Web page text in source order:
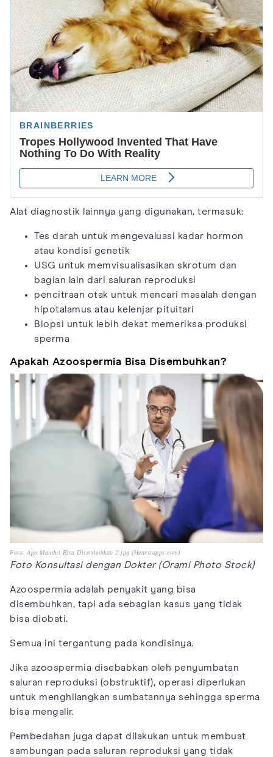
Alat diagnostik lainnya yang digunakan, termasuk:
Tes darah untuk mengevaluasi kadar hormon
atau kondisi genetik
USG untuk memvisualisasikan skrotum dan
bagian lain dari saluran reproduksi
pencitraan otak untuk mencari masalah dengan
hipotalamus atau kelenjar pituitari
Biopsi untuk lebih dekat memeriksa produksi
sperma
Apakah Azoospermia Bisa Disembuhkan?
Foto: Apa Mandul Bisa Disembuhkan 2.jpg (Hearstapps.com)
Foto Konsultasi dengan Dokter (Orami Photo Stock)
Azoospermia adalah penyakit yang bisa
disembuhkan, tapi ada sebagian kasus yang tidak
bisa diobati.
Semua ini tergantung pada kondisinya.
Jika azoospermia disebabkan oleh penyumbatan
saluran reproduksi (obstruktif), operasi diperlukan
untuk menghilangkan sumbatannya sehingga sperma
bisa mengalir.
Pembedahan juga dapat dilakukan untuk membuat
sambungan pada saluran reproduksi yang tidak